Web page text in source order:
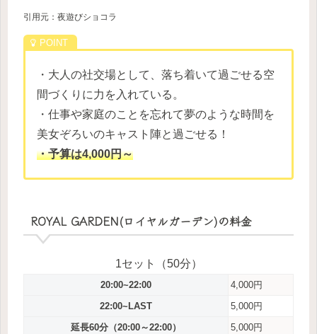
引用元：夜遊びショコラ
・大人の社交場として、落ち着いて過ごせる空
間づくりに力を入れている。
・仕事や家庭のことを忘れて夢のような時間を
美女ぞろいのキャスト陣と過ごせる！
・予算は4,000円～
ROYAL GARDEN(ロイヤルガーデン)の料金
1セット（50分）
20:00~22:00
4,000円
22:00~LAST
5,000円
延長60分（20:00～22:00）
5,000円